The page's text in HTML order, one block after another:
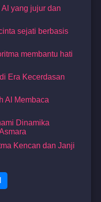
yang jujur dan
sejati berbasis
membantu hati
Era Kecerdasan
AI Membaca
Dinamika
Kencan dan Janji